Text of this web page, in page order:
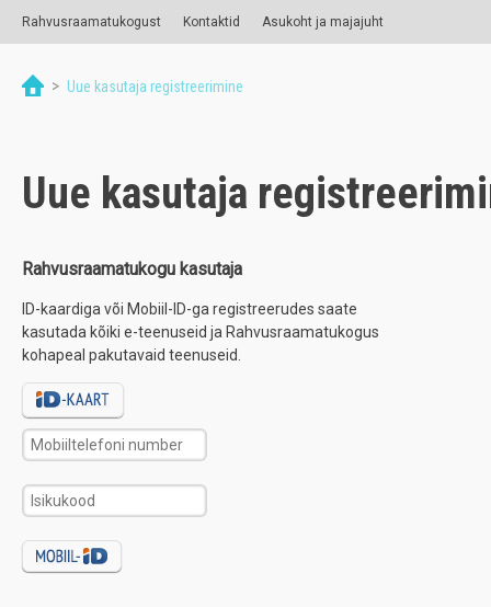
Rahvusraamatukogust Kontaktid Asukoht ja majajuht
> Uue kasutaja registreerimine
Uue kasutaja
Rahvusraamatukogu kasutaja
ID-kaardiga või Mobiil-ID-ga registreerudes saate
kasutada kõiki e-teenuseid ja Rahvusraamatukogus
kohapeal pakutavaid teenuseid.